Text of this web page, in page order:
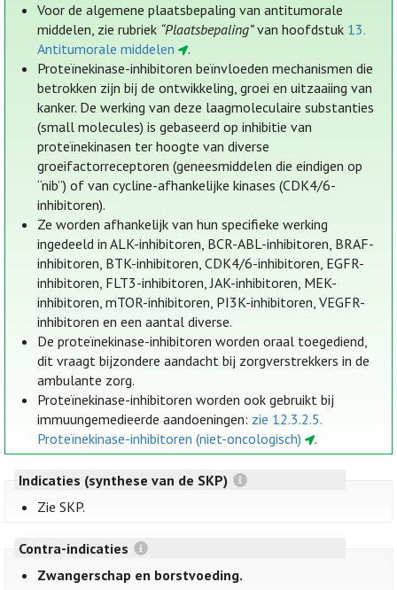
Voor de algemene plaatsbepaling van antitumorale
middelen, zie rubriek “Plaatsbepaling”van hoofdstuk 13.
Antitumorale middelen
.
Proteïnekinase-inhibitoren beïnvloeden mechanismen die
betrokken zijn bij de ontwikkeling, groei en uitzaaiing van
kanker. De werking van deze laagmoleculaire substanties
(small molecules) is gebaseerd op inhibitie van
proteïnekinasen ter hoogte van diverse
groeifactorreceptoren (geneesmiddelen die eindigen op
“nib”) of van cycline-afhankelijke kinases (CDK4/6-
inhibitoren).
Ze worden afhankelijk van hun specifieke werking
ingedeeld in ALK-inhibitoren, BCR-ABL-inhibitoren, BRAF-
inhibitoren, BTK-inhibitoren, CDK4/6-inhibitoren, EGFR-
inhibitoren, FLT3-inhibitoren, JAK-inhibitoren, MEK-
inhibitoren, mTOR-inhibitoren, PI3K-inhibitoren, VEGFR-
inhibitoren en een aantal diverse.
De proteïnekinase-inhibitoren worden oraal toegediend,
dit vraagt bijzondere aandacht bij zorgverstrekkers in de
ambulante zorg.
Proteïnekinase-inhibitoren worden ook gebruikt bij
immuungemedieerde aandoeningen: zie 12.3.2.5.
Proteïnekinase-inhibitoren (niet-oncologisch)
.
Indicaties (synthese van de SKP)
Zie SKP.
Contra-indicaties
Zwangerschap en borstvoeding.